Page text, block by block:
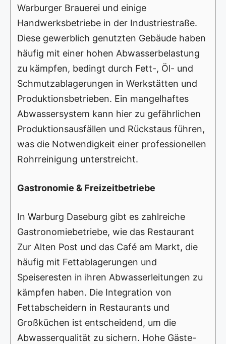
Warburger Brauerei und einige
Handwerksbetriebe in der Industriestraße.
Diese gewerblich genutzten Gebäude haben
häufig mit einer hohen Abwasserbelastung
zu kämpfen, bedingt durch Fett-, Öl- und
Schmutzablagerungen in Werkstätten und
Produktionsbetrieben. Ein mangelhaftes
Abwassersystem kann hier zu gefährlichen
Produktionsausfällen und Rückstaus führen,
was die Notwendigkeit einer professionellen
Rohrreinigung unterstreicht.
Gastronomie & Freizeitbetriebe
In Warburg Daseburg gibt es zahlreiche
Gastronomiebetriebe, wie das Restaurant
Zur Alten Post und das Café am Markt, die
häufig mit Fettablagerungen und
Speiseresten in ihren Abwasserleitungen zu
kämpfen haben. Die Integration von
Fettabscheidern in Restaurants und
Großküchen ist entscheidend, um die
Abwasserqualität zu sichern. Hohe Gäste-